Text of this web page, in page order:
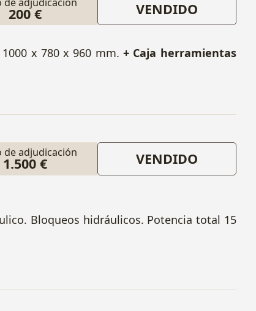
200 € VENDIDO
x 780 x 960 mm. + Caja herramientas
de adjudicación
1.500 € VENDIDO
Bloqueos hidráulicos. Potencia total 15